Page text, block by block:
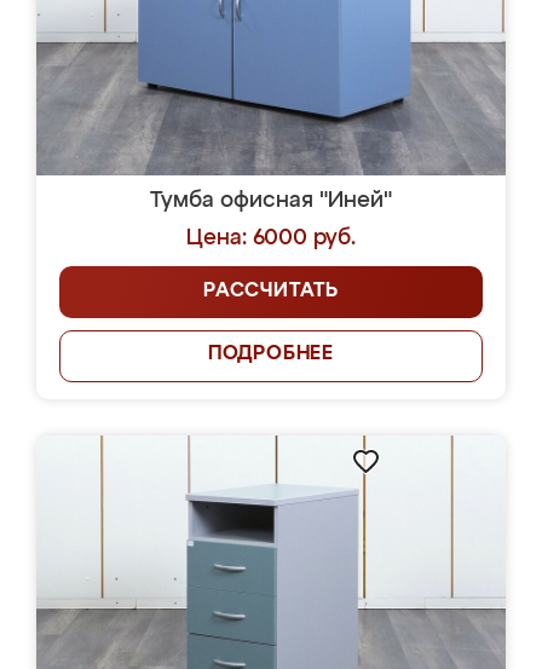
Тумба офисная "Иней"
Цена: 6000 руб.
РАССЧИТАТЬ
ПОДРОБНЕЕ